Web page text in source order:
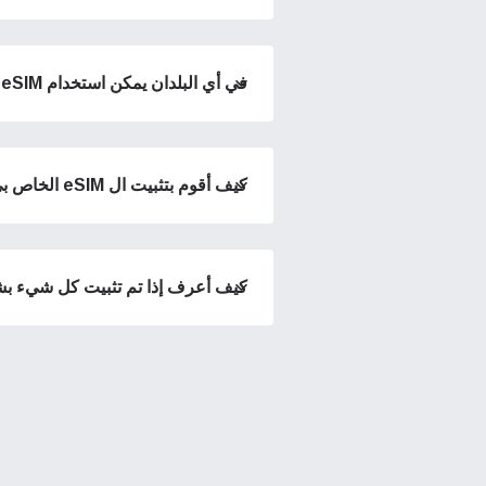
في أي البلدان يمكن استخدام Voye eSIM؟
كيف أقوم بتثبيت ال eSIM الخاص بي على جهازي؟
كيف أعرف إذا تم تثبيت كل شيء
حدد